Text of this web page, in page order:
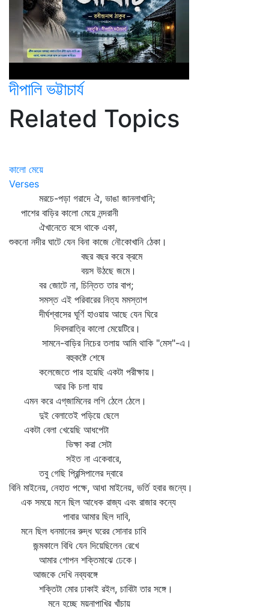
দীপালি ভট্টাচার্য
Related Topics
কালো মেয়ে
Verses
মরচে-পড়া গরাদে ঐ, ভাঙা জানলাখানি;
পাশের বাড়ির কালো মেয়ে নন্দরানী
ঐখানেতে বসে থাকে একা,
শুকনো নদীর ঘাটে যেন বিনা কাজে নৌকোখানি ঠেকা।
বছর বছর করে ক্রমে
বয়স উঠছে জমে।
বর জোটে না, চিন্তিত তার বাপ;
সমস্ত এই পরিবারের নিত্য মমস্তাপ
দীর্ঘশ্বাসের ঘূর্ণি হাওয়ায় আছে যেন ঘিরে
দিবসরাত্রি কালো মেয়েটিরে।
সামনে-বাড়ির নিচের তলায় আমি থাকি "মেস"-এ।
বহুকষ্টে শেষে
কলেজেতে পার হয়েছি একটা পরীক্ষায়।
আর কি চলা যায়
এমন করে এগ্‌জামিনের লগি ঠেলে ঠেলে।
দুই বেলাতেই পড়িয়ে ছেলে
একটা বেলা খেয়েছি আধপেটা
ভিক্ষা করা সেটা
সইত না একেবারে,
তবু গেছি প্রিন্সিপালের দ্বারে
বিনি মাইনেয়, নেহাত পক্ষে, আধা মাইনেয়, ভর্তি হবার জন্যে।
এক সময়ে মনে ছিল আধেক রাজ্য এবং রাজার কন্যে
পাবার আমার ছিল দাবি,
মনে ছিল ধনমানের রুদ্ধ ঘরের সোনার চাবি
জন্মকালে বিধি যেন দিয়েছিলেন রেখে
আমার গোপন শক্তিমাঝে ঢেকে।
আজকে দেখি নব্যবঙ্গে
শক্তিটা মোর ঢাকাই রইল, চাবিটা তার সঙ্গে।
মনে হচ্ছে ময়নাপাখির খাঁচায়